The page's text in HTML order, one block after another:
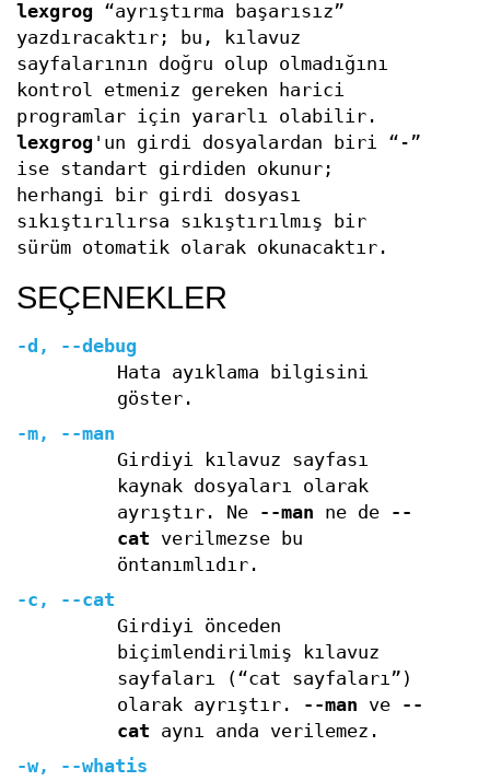
lexgrog “ayrıştırma başarısız”
yazdıracaktır; bu, kılavuz
sayfalarının doğru olup olmadığını
kontrol etmeniz gereken harici
programlar için yararlı olabilir.
lexgrog 'un girdi dosyalardan biri “-”
ise standart girdiden okunur;
herhangi bir girdi dosyası
sıkıştırılırsa sıkıştırılmış bir
sürüm otomatik olarak okunacaktır.
SEÇENEKLER
-d ,
--debug
Hata ayıklama bilgisini
göster.
-m,
--man
Girdiyi kılavuz sayfası
kaynak dosyaları olarak
ayrıştır. Ne
--man ne de
--
cat verilmezse bu
öntanımlıdır.
-c ,
--cat
Girdiyi önceden
biçimlendirilmiş kılavuz
sayfaları (“cat sayfaları”)
olarak ayrıştır.
--man ve
--
cat aynı anda verilemez.
-w,
--whatis